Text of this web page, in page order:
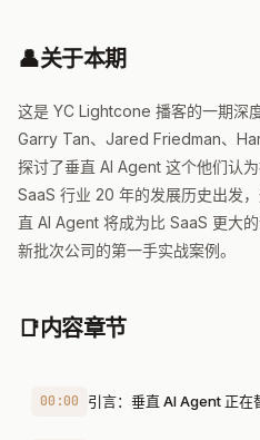
👤关于本期
这是 YC Lightcone 播客的一期深
Garry Tan、Jared Friedman、
探讨了垂直 AI Agent 这个他们认
SaaS 行业 20 年的发展历史出发
直 AI Agent 将成为比 SaaS 更大
新批次公司的第一手实战案例。
📑内容章节
00:00 引言：垂直 AI Agent 正在